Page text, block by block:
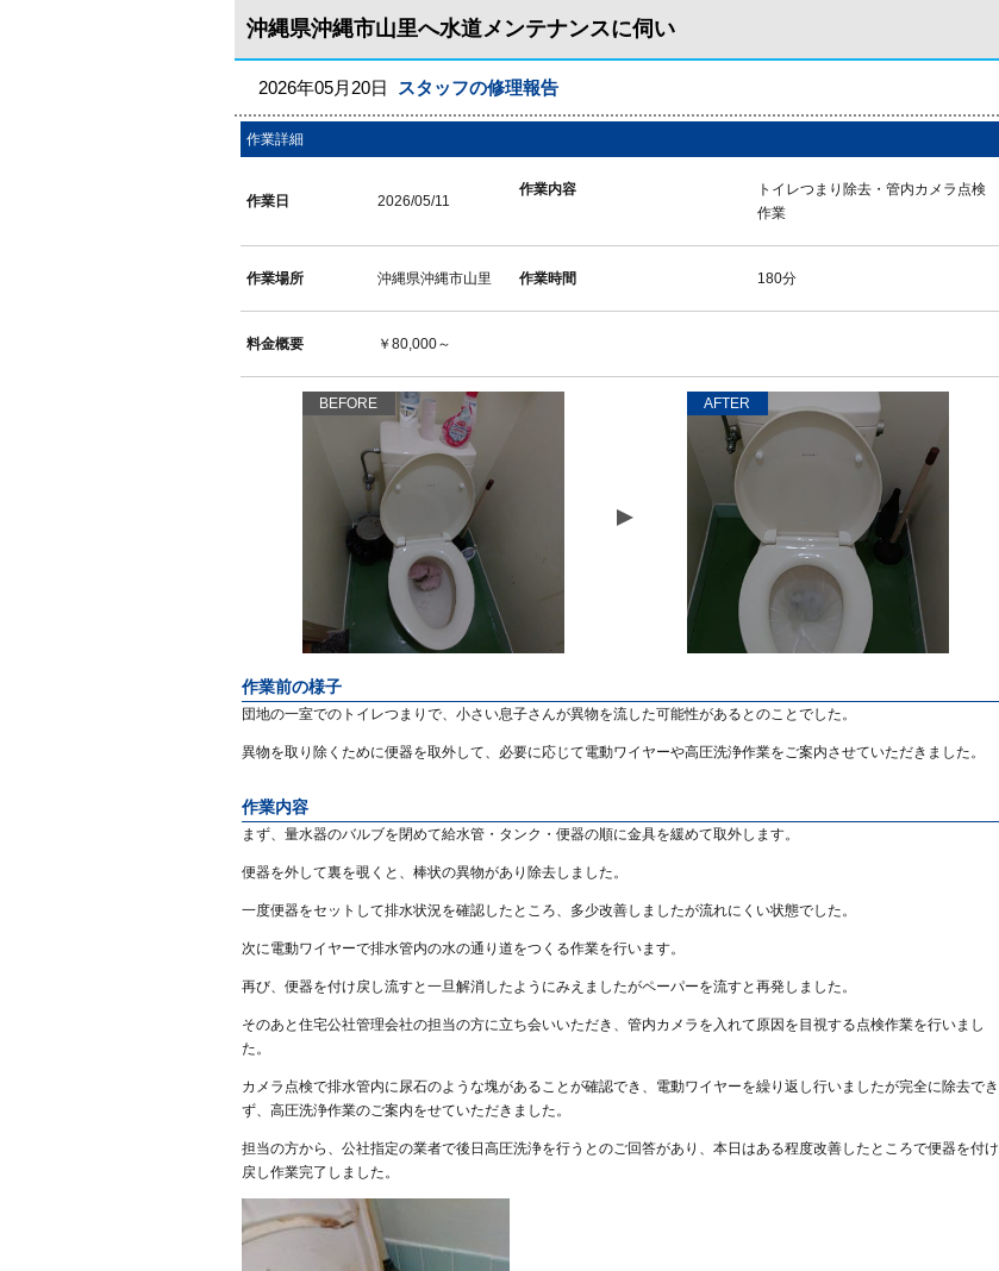
沖縄県沖縄市山里へ水道メンテナンスに伺い
2026年05月20日 スタッフの修理報告
作業詳細
作業日 2026/05/11
作業内容
トイレつまり除去・管内カメラ点検
作業
作業場所 沖縄県沖縄市山里 作業時間 180分
料金概要 ￥80,000～
BEFORE AFTER
作業前の様子
団地の一室でのトイレつまりで、小さい息子さんが異物を流した可能性があるとのことでした。
異物を取り除くために便器を取外して、必要に応じて電動ワイヤーや高圧洗浄作業をご案内させていただきました。
作業内容
まず、量水器のバルブを閉めて給水管・タンク・便器の順に金具を緩めて取外します。
便器を外して裏を覗くと、棒状の異物があり除去しました。
一度便器をセットして排水状況を確認したところ、多少改善しましたが流れにくい状態でした。
次に電動ワイヤーで排水管内の水の通り道をつくる作業を行います。
再び、便器を付け戻し流すと一旦解消したようにみえましたがペーパーを流すと再発しました。
そのあと住宅公社管理会社の担当の方に立ち会いいただき、管内カメラを入れて原因を目視する点検作業を行いまし
た。
カメラ点検で排水管内に尿石のような塊があることが確認でき、電動ワイヤーを繰り返し行いましたが完全に除去でき
ず、高圧洗浄作業のご案内をせていただきました。
担当の方から、公社指定の業者で後日高圧洗浄を行うとのご回答があり、本日はある程度改善したところで便器を付け
戻し作業完了しました。